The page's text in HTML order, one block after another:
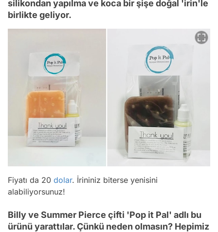
silikondan yapılma ve koca bir şişe doğal 'irin'le
birlikte geliyor.
Fiyatı da 20 dolar. İrininiz biterse yenisini
alabiliyorsunuz!
Billy ve Summer Pierce çifti 'Pop it Pal' adlı bu
ürünü yarattılar. Çünkü neden olmasın? Hepimiz